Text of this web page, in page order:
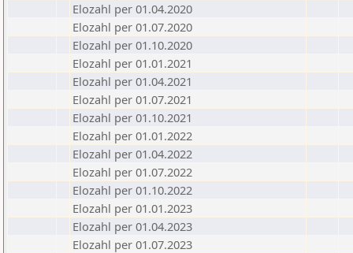
Elozahl per 01.04.2020
Elozahl per 01.07.2020
Elozahl per 01.10.2020
Elozahl per 01.01.2021
Elozahl per 01.04.2021
Elozahl per 01.07.2021
Elozahl per 01.10.2021
Elozahl per 01.01.2022
Elozahl per 01.04.2022
Elozahl per 01.07.2022
Elozahl per 01.10.2022
Elozahl per 01.01.2023
Elozahl per 01.04.2023
Elozahl per 01.07.2023